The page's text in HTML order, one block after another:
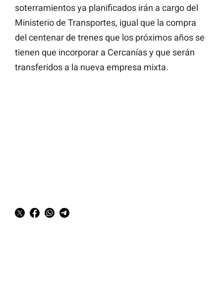
soterramientos ya planificados irán a cargo del
Ministerio de Transportes, igual que la compra
del centenar de trenes que los próximos años se
tienen que incorporar a Cercanías y que serán
transferidos a la nueva empresa mixta.